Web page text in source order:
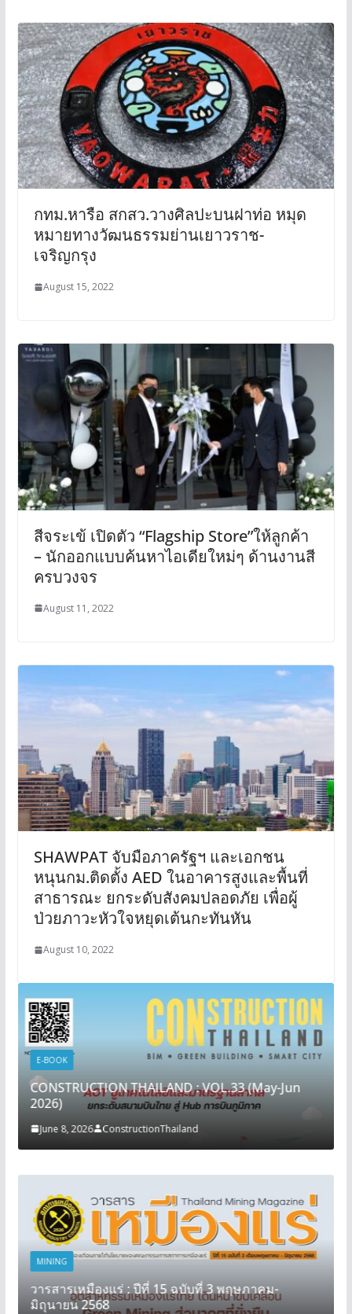
กทม.หารือ สกสว.วางศิลปะบนฝาท่อ หมุด
หมายทางวัฒนธรรมย่านเยาวราช-
เจริญกรุง
August 15, 2022
สีจระเข้ เปิดตัว “Flagship Store”ให้ลูกค้า
– นักออกแบบค้นหาไอเดียใหม่ๆ ด้านงานสี
ครบวงจร
August 11, 2022
SHAWPAT จับมือภาครัฐฯ และเอกชน
หนุนกม.ติดตั้ง AED ในอาคารสูงและพื้นที่
สาธารณะ ยกระดับสังคมปลอดภัย เพื่อผู้
ป่วยภาวะหัวใจหยุดเต้นกะทันหัน
August 10, 2022
E-BOOK
CONSTRUCTION THAILAND : VOL.33 (May-Jun
2026)
June 8, 2026 ConstructionThailand
MINING
วารสารเหมืองแร่ : ปีที่ 15 ฉบับที่ 3 พฤษภาคม-
มิถุนายน 2568